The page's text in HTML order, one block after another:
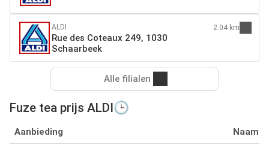
ALDI
Rue des Coteaux 249, 1030
Schaarbeek
2.04 km
Alle filialen
Fuze tea prijs ALDI🕒
Aanbieding Naam